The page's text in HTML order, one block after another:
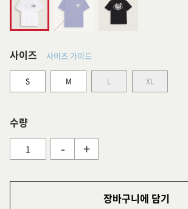
사이즈 사이즈 가이드
S M L XL
수량
- +
장바구니에 담기